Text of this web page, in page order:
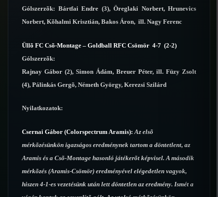
Gólszerzõk: Bártfai Endre (3), Öreglaki Norbert, Hrunevics
Norbert, Kõhalmi Krisztián, Bakos Áron, ill. Nagy Ferenc
Üllõ FC Csõ-Montage – Goldball RFC Csömör 4-7 (2-2)
Gólszerzõk:
Rajnay Gábor (2), Simon Ádám, Breuer Péter, ill. Füzy Zsolt
(4), Pálinkás Gergõ, Németh György, Kerezsi Szilárd
Nyilatkozatok:
Csernai Gábor (Colorspectrum Aramis): Az elsõ
mérkõzésünkön igazságos eredménynek tartom a döntetlent, az
Aramis és a Csõ-Montage hasonló játékerõt képvisel. A második
mérkõzés (Aramis-Csömör) eredményével elégedetlen vagyok,
hiszen 4-1-es vezetésünk után lett döntetlen az eredmény. Ismét a